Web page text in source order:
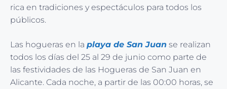
rica en tradiciones y espectáculos para todos los
públicos.
Las hogueras en la playa de San Juan se realizan
todos los días del 25 al 29 de junio como parte de
las festividades de las Hogueras de San Juan en
Alicante. Cada noche, a partir de las 00:00 horas, se